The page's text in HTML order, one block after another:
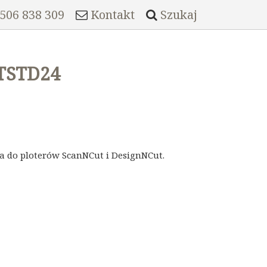
838 309 Kontakt Szukaj
ploterów ScanNCut i DesignNCut.